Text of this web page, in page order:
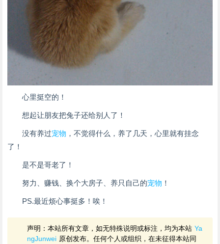
心里挺空的！
想起让朋友把兔子还给别人了！
没有养过宠物 ，不觉得什么，养了几天，心里就有挂念
了！
是不是哥老了！
努力、赚钱、换个大房子、养只自己的宠物 ！
PS.最近烦心事挺多！唉！
声明：本站所有文章，如无特殊说明或标注，均为本站 Ya
ngJunwei 原创发布。任何个人或组织，在未征得本站同